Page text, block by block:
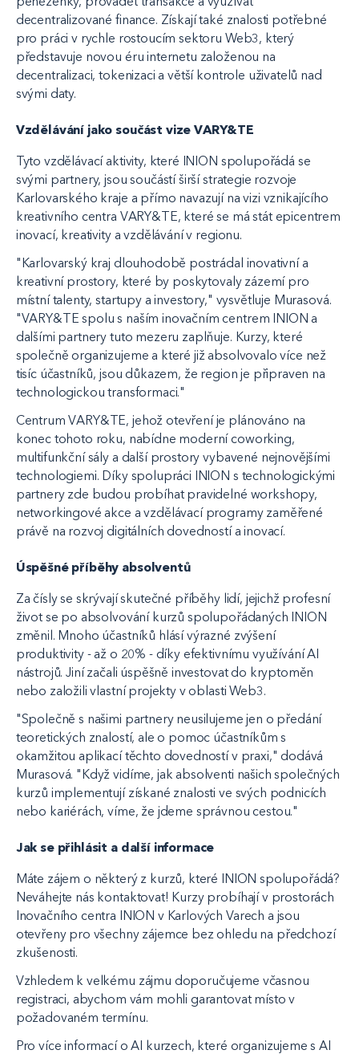
decentralizované finance. Získají také znalosti potřebné
pro práci v rychle rostoucím sektoru Web3, který
představuje novou éru internetu založenou na
decentralizaci, tokenizaci a větší kontrole uživatelů nad
svými daty.
Vzdělávání jako součást vize VARY&TE
Tyto vzdělávací aktivity, které INION spolupořádá se
svými partnery, jsou součástí širší strategie rozvoje
Karlovarského kraje a přímo navazují na vizi vznikajícího
kreativního centra VARY&TE, které se má stát epicentrem
inovací, kreativity a vzdělávání v regionu.
"Karlovarský kraj dlouhodobě postrádal inovativní a
kreativní prostory, které by poskytovaly zázemí pro
místní talenty, startupy a investory," vysvětluje Murasová.
"VARY&TE spolu s naším inovačním centrem INION a
dalšími partnery tuto mezeru zaplňuje. Kurzy, které
společně organizujeme a které již absolvovalo více než
tisíc účastníků, jsou důkazem, že region je připraven na
technologickou transformaci."
Centrum VARY&TE, jehož otevření je plánováno na
konec tohoto roku, nabídne moderní coworking,
multifunkční sály a další prostory vybavené nejnovějšími
technologiemi. Díky spolupráci INION s technologickými
partnery zde budou probíhat pravidelné workshopy,
networkingové akce a vzdělávací programy zaměřené
právě na rozvoj digitálních dovedností a inovací.
Úspěšné příběhy absolventů
Za čísly se skrývají skutečné příběhy lidí, jejichž profesní
život se po absolvování kurzů spolupořádaných INION
změnil. Mnoho účastníků hlásí výrazné zvýšení
produktivity - až o 20% - díky efektivnímu využívání AI
nástrojů. Jiní začali úspěšně investovat do kryptoměn
nebo založili vlastní projekty v oblasti Web3.
"Společně s našimi partnery neusilujeme jen o předání
teoretických znalostí, ale o pomoc účastníkům s
okamžitou aplikací těchto dovedností v praxi," dodává
Murasová. "Když vidíme, jak absolventi našich společných
kurzů implementují získané znalosti ve svých podnicích
nebo kariérách, víme, že jdeme správnou cestou."
Jak se přihlásit a další informace
Máte zájem o některý z kurzů, které INION spolupořádá?
Neváhejte nás kontaktovat! Kurzy probíhají v prostorách
Inovačního centra INION v Karlových Varech a jsou
otevřeny pro všechny zájemce bez ohledu na předchozí
zkušenosti.
Vzhledem k velkému zájmu doporučujeme včasnou
registraci, abychom vám mohli garantovat místo v
požadovaném termínu.
Pro více informací o AI kurzech, které organizujeme s AI